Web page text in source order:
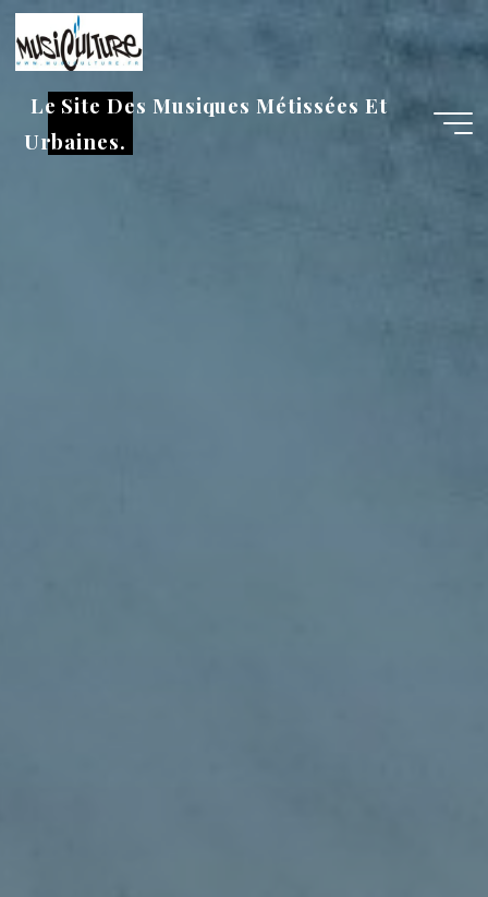
Aller
au
contenu
Le Site Des Musiques Métissées Et
Urbaines.